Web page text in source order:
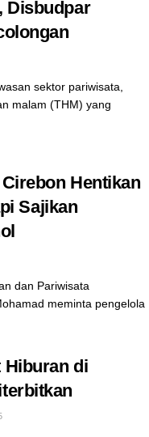
Disbudpar
sektor pariwisata,
malam (THM) yang
Hentikan
Sajikan
dan Pariwisata
meminta pengelola
Hiburan di